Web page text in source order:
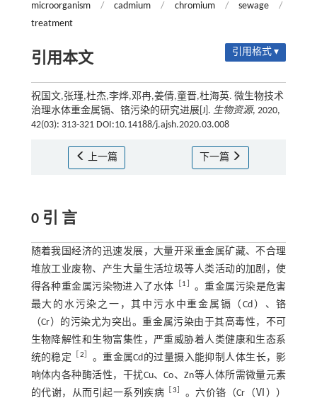
microorganism / cadmium / chromium / sewage
/
treatment
引用本文 引用格式 ▾
祝国文,张瑾,杜杰,李烨,邓冉,姜倩,童晋,杜海英. 微生物技术
治理水体重金属镉、铬污染的研究进展[J]. 生物资源, 2020,
42(03): 313-321 DOI:10.14188/j.ajsh.2020.03.008
上一篇 下一篇
0 引 言
随着我国经济的迅速发展，大量开采重金属矿藏、不合理
堆放工业废物、产生大量生活垃圾等人类活动的加剧，使
得各种重金属污染物进入了水体
1
。重金属污染是危害
最大的水污染之一，其中污水中重金属镉（Cd）、铬
（Cr）的污染尤为突出。重金属污染由于其高毒性，不可
生物降解性和生物富集性，严重威胁着人类健康和生态系
统的稳定
2
。重金属Cd的过量摄入能抑制人体生长，影
响体内各种酶活性，干扰Cu、Co、Zn等人体所需微量元素
的代谢，从而引起一系列疾病
3
。六价铬（Cr（Ⅵ））